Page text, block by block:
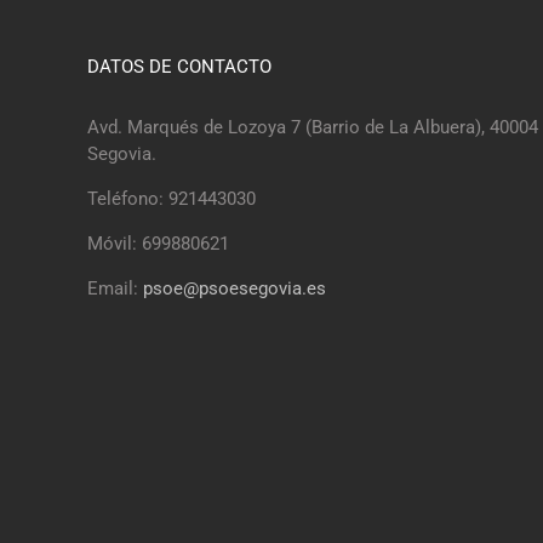
DATOS DE CONTACTO
Avd. Marqués de Lozoya 7 (Barrio de La Albuera), 40004
Segovia.
Teléfono: 921443030
Móvil: 699880621
Email: psoe@psoesegovia.es